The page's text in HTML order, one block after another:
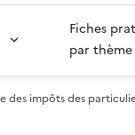
Fiches
par thème
des impôts des